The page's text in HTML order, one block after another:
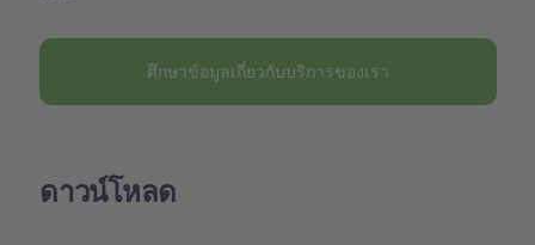
ศึกษาข้อมูลเกี่ยวกับบริการของเรา
ดาวน์โหลด